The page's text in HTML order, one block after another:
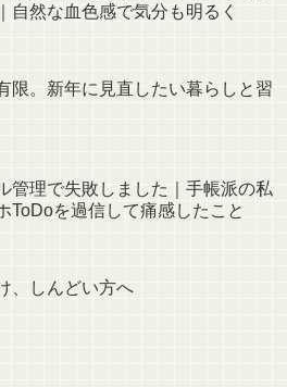
自然な血色感で気分も明るく
限。新年に見直したい暮らしと習
管理で失敗しました｜手帳派の私
ToDoを過信して痛感したこと
、しんどい方へ